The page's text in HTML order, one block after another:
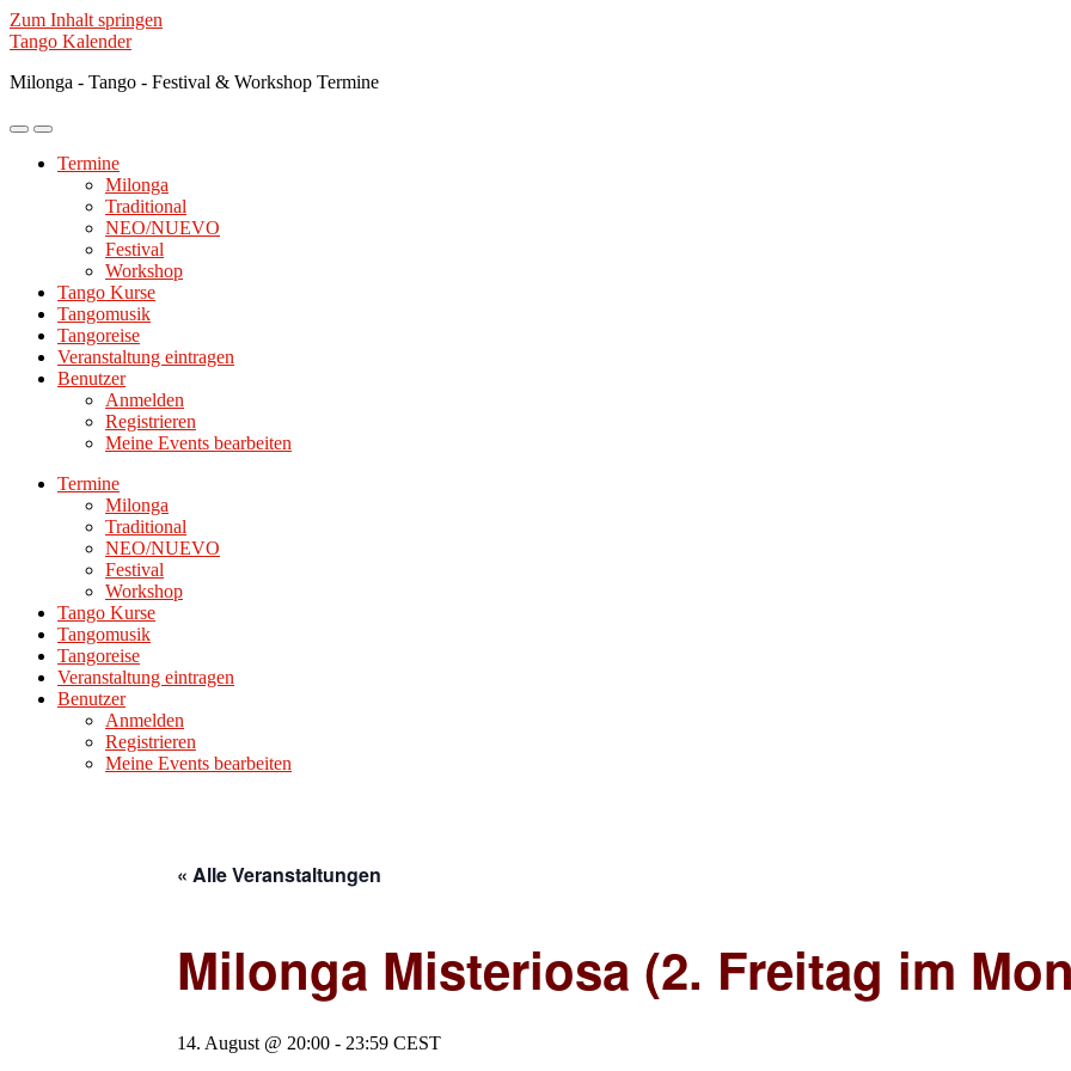
Zum Inhalt springen
Tango Kalender
Milonga - Tango - Festival & Workshop Termine
Mobile-
ein-/ausblenden
Suchfeld
ein-/ausblenden
Termine
Milonga
Traditional
NEO/NUEVO
Festival
Workshop
Tango Kurse
Tangomusik
Tangoreise
Veranstaltung eintragen
Benutzer
Anmelden
Registrieren
Meine Events bearbeiten
Termine
Milonga
Traditional
NEO/NUEVO
Festival
Workshop
Tango Kurse
Tangomusik
Tangoreise
Veranstaltung eintragen
Benutzer
Anmelden
Registrieren
Meine Events bearbeiten
« Alle Veranstaltungen
Milonga Misteriosa (2. Freitag im
14. August @ 20:00 - 23:59 CEST